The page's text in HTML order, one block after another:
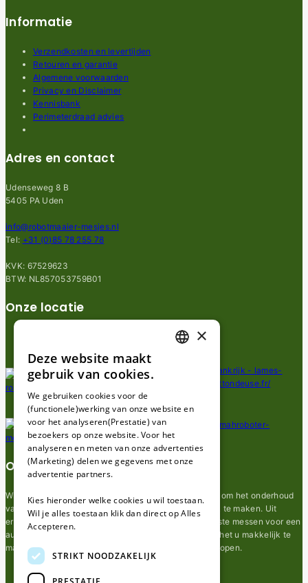
Informatie
Verzendkosten en levertijden
Retouren en garantie
Algemene voorwaarden
Privacy en Disclaimer
Kennisbank
Perimeterdraad advies
Adres en contact
Udenseweg 8 B
5405 PA Uden
info@robotmaaier-mesjes.nl
Tel: +31 (0)85 78 255 78
KVK: 67529623
BTW: NL857053759B01
Onze locatie
Over ons
Wij van robotmaaier-mesjes.nl doen ons uiterste best om het onderhoud
van robot grasmaaier mesjes zo gemakkelijk mogelijk te maken. Uit
ervaring merkten we hoe lastig het kan zijn om de juiste messen voor een
automatische grasmachine te vinden. Ons doel is om het u makkelijk te
maken om de goede mesjes voor uw robotmaaier te kopen.
GERMAN
×
Deze website maakt
gebruik van cookies.
We gebruiken cookies voor de
(functionele)werking van onze website en
voor het analyseren(Prestatie) van
bezoekers op onze website. Voor het
analyseren en meten van onze advertenties
(Marketing) delen we gegevens met onze
advertentie partners.
Kies hieronder welke cookies u wil toestaan.
Wil je alles toestaan klik dan direct op Alles
Accepteren.
STRIKT NOODZAKELIJK